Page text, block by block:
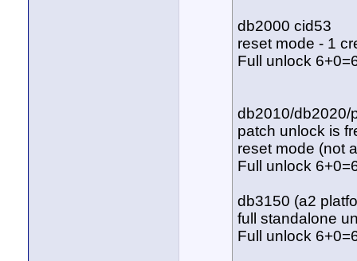
db2000 cid53
reset mode - 1
Full unlock
db2010/db2020/
patch unlock is
reset mode (not
Full unlock
db3150 (a2
full standalone
Full unlock